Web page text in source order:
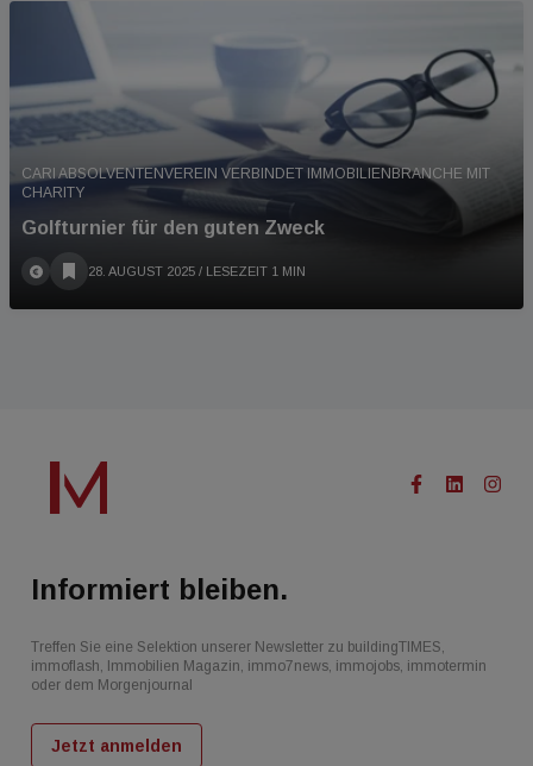
CARI ABSOLVENTENVEREIN VERBINDET IMMOBILIENBRANCHE MIT
CHARITY
Golfturnier für den guten Zweck
28. AUGUST 2025 / LESEZEIT 1 MIN
Informiert bleiben.
Treffen Sie eine Selektion unserer Newsletter zu buildingTIMES,
immoflash, Immobilien Magazin, immo7news, immojobs, immotermin
oder dem Morgenjournal
Jetzt anmelden